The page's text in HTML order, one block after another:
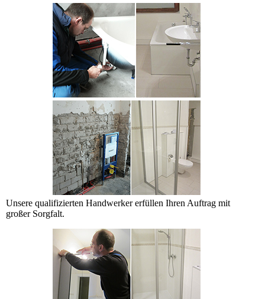
Unsere qualifizierten Handwerker erfüllen Ihren Auftrag mit
großer Sorgfalt.